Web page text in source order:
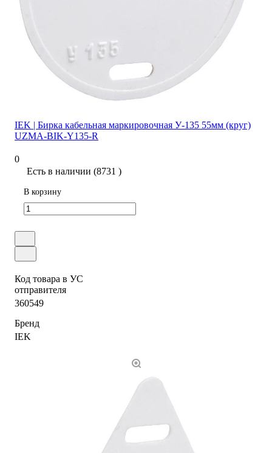
IEK | Бирка кабельная маркировочная У-135 55мм (круг)
UZMA-BIK-Y135-R
0
Есть в наличии (8731 )
В корзину
Код товара в УС
отправителя
360549
Бренд
IEK